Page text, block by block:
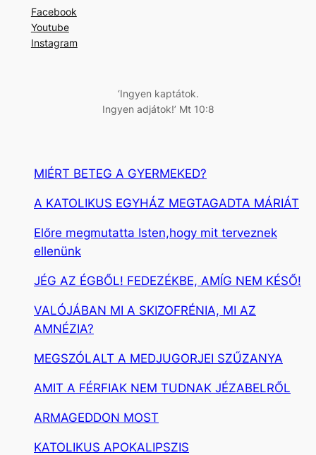
e
s
Facebook
Youtube
Instagram
‘Ingyen kaptátok.
Ingyen adjátok!’ Mt 10:8
MIÉRT BETEG A GYERMEKED?
A KATOLIKUS EGYHÁZ MEGTAGADTA MÁRIÁT
Előre megmutatta Isten,hogy mit terveznek
ellenünk
JÉG AZ ÉGBŐL! FEDEZÉKBE, AMÍG NEM KÉSŐ!
VALÓJÁBAN MI A SKIZOFRÉNIA, MI AZ
AMNÉZIA?
MEGSZÓLALT A MEDJUGORJEI SZŰZANYA
AMIT A FÉRFIAK NEM TUDNAK JÉZABELRŐL
ARMAGEDDON MOST
KATOLIKUS APOKALIPSZIS